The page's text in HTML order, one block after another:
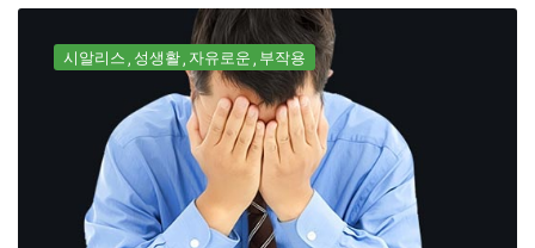
시알리스 성생활 자유로운 부작용